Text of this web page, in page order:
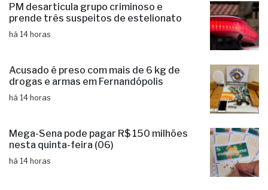
PM desarticula grupo criminoso e
prende três suspeitos de estelionato
há 14 horas
Acusado é preso com mais de 6 kg de
drogas e armas em Fernandópolis
há 14 horas
Mega-Sena pode pagar R$ 150 milhões
nesta quinta-feira (06)
há 14 horas